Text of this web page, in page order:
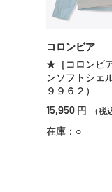
コロンビア
★［コロンビ
ンソフトシェ
９９６２）
15,950 円 （税
在庫：○